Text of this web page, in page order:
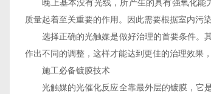
晚上基本没有光线，所产生的具有强氧化能力
质量起着至关重要的作用。因此需要根据室内污
选择正确的光触媒是做好治理的首要条件。其
作出不同的调整，这样才能达到更佳的治理效果
施工必备镀膜技术
光触媒的光催化反应全靠最外层的镀膜，它是